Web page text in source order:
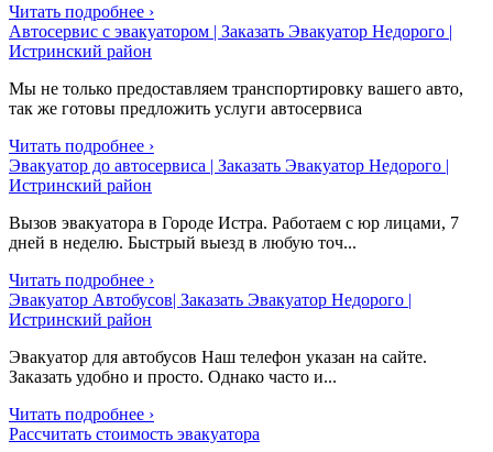
Читать подробнее ›
Автосервис с эвакуатором | Заказать Эвакуатор Недорого |
Истринский район
Мы не только предоставляем транспортировку вашего авто,
так же готовы предложить услуги автосервиса
Читать подробнее ›
Эвакуатор до автосервиса | Заказать Эвакуатор Недорого |
Истринский район
Вызов эвакуатора в Городе Истра. Работаем с юр лицами, 7
дней в неделю. Быстрый выезд в любую точ...
Читать подробнее ›
Эвакуатор Автобусов| Заказать Эвакуатор Недорого |
Истринский район
Эвакуатор для автобусов Наш телефон указан на сайте.
Заказать удобно и просто. Однако часто и...
Читать подробнее ›
Рассчитать стоимость эвакуатора